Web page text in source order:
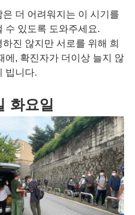
은 더 어려워지는 이 시기를
수 있도록 도와주세요.
하진 않지만 서로를 위해 희
에, 확진자가 더이상 늘지 않
빕니다.
화요일